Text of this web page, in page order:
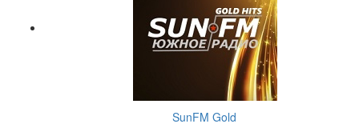
SunFM Gold